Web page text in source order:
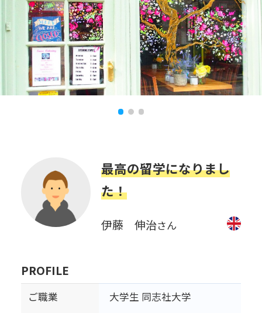
最高の留学になりまし
た！
伊藤 伸治さん
PROFILE
ご職業
大学生 同志社大学